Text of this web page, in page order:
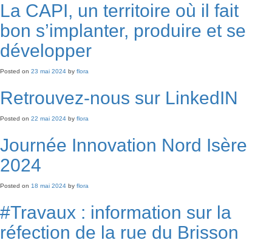
La CAPI, un territoire où il fait
bon s’implanter, produire et se
développer
Posted on 23 mai 2024 by flora
Retrouvez-nous sur LinkedIN
Posted on 22 mai 2024 by flora
Journée Innovation Nord Isère
2024
Posted on 18 mai 2024 by flora
#Travaux : information sur la
réfection de la rue du Brisson